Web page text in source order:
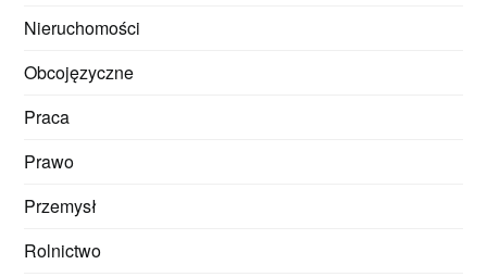
Nieruchomości
Obcojęzyczne
Praca
Prawo
Przemysł
Rolnictwo